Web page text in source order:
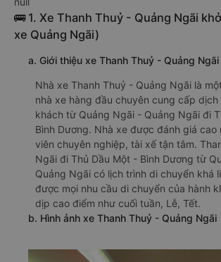
🚌 1. Xe Thanh Thuỷ - Quảng Ngãi
xe Quảng Ngãi)
a. Giới thiệu xe Thanh Thuỷ - Quảng Ngãi
Nhà xe Thanh Thuỷ - Quảng Ngãi là
nhà xe hàng đầu chuyên cung cấp dịch
khách từ Quảng Ngãi - Quảng Ngãi đi
Bình Dương. Nhà xe được đánh giá cao
viên chuyên nghiệp, tài xế tận tâm.
Ngãi đi Thủ Dầu Một - Bình Dương từ
Quảng Ngãi có lịch trình di chuyển khá
được mọi nhu cầu di chuyển của hành
dịp cao điểm như cuối tuần, Lễ, Tết.
b. Hình ảnh xe Thanh Thuỷ - Quảng Ngãi